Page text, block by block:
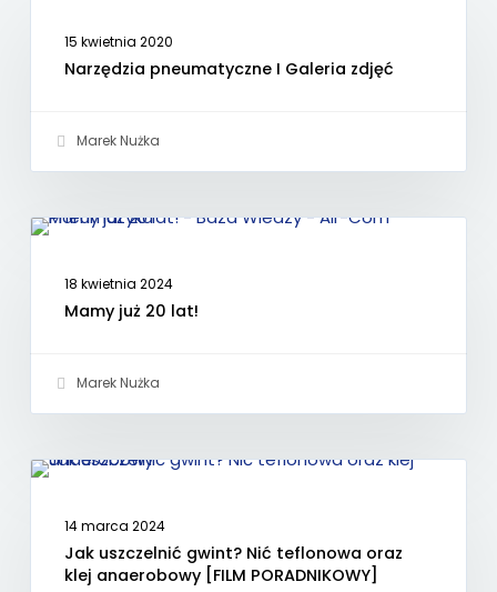
15 kwietnia 2020
Narzędzia pneumatyczne I Galeria zdjęć
Marek Nużka
18 kwietnia 2024
Mamy już 20 lat!
Marek Nużka
14 marca 2024
Jak uszczelnić gwint? Nić teflonowa oraz
klej anaerobowy [FILM PORADNIKOWY]